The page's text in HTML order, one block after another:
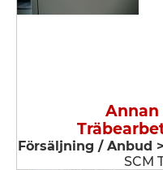
Försäljning / Anbud
SCM